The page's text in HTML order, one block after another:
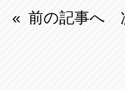
« 前の記事へ